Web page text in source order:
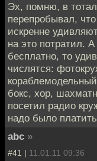
Эх, помню, в
перепробывал,
искренне
на это потратил.
бесплатно, то
числятся:
бокс, хор,
посетил радио
надо было
abc »
#41 | 11.01.11 09:36